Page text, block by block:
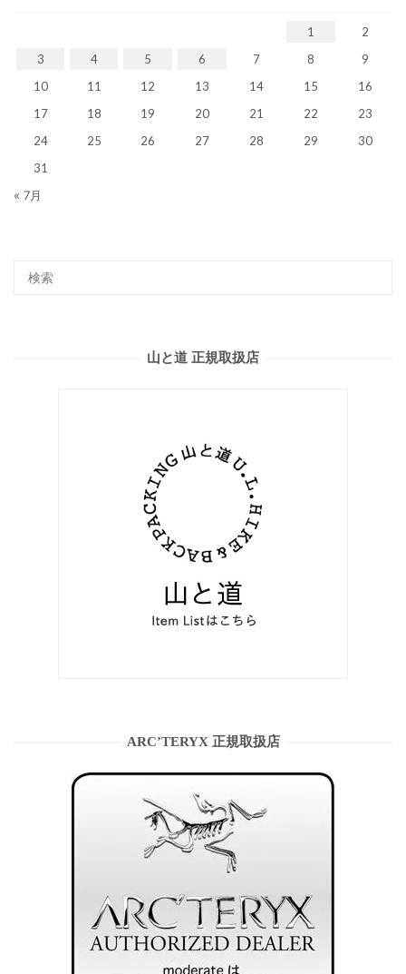
1
2
3
4 5 6 7 8
9
10
11 12 13 14 15
16
17
18 19 20 21 22
23
24
25 26 27 28 29
30
31
« 7月
山と道 正規取扱店
ARC’TERYX 正規取扱店